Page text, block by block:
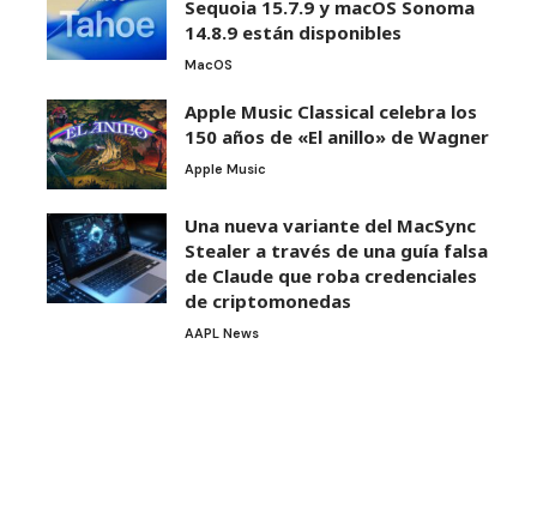
Sequoia 15.7.9 y macOS Sonoma
14.8.9 están disponibles
MacOS
Apple Music Classical celebra los
150 años de «El anillo» de Wagner
Apple Music
Una nueva variante del MacSync
Stealer a través de una guía falsa
de Claude que roba credenciales
de criptomonedas
AAPL News